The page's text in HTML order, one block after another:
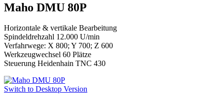
Maho DMU 80P
Horizontale & vertikale Bearbeitung
Spindeldrehzahl 12.000 U/min
Verfahrwege: X 800; Y 700; Z 600
Werkzeugwechsel 60 Plätze
Steuerung Heidenhain TNC 430
Switch to Desktop Version